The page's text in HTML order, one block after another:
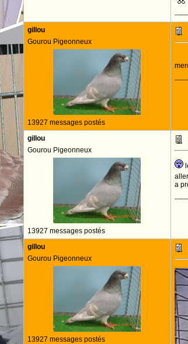
gillou
Gourou Pigeonneux
13927 messages postés
gillou
Gourou Pigeonneux
13927 messages postés
a
gillou
Gourou Pigeonneux
13927 messages postés